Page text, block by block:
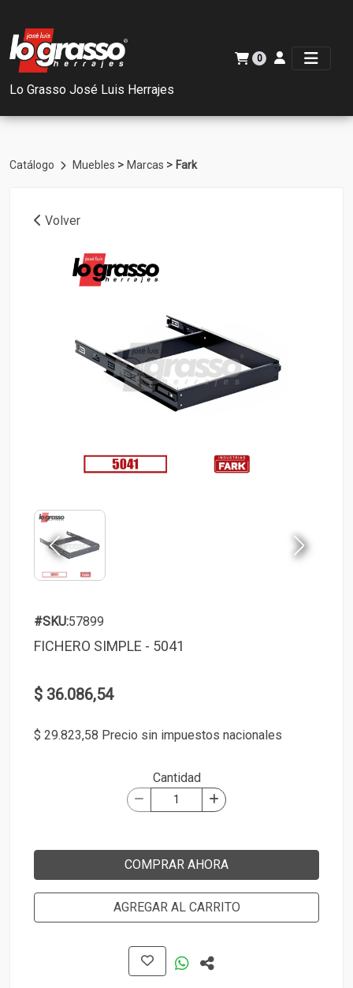
Lo Grasso José Luis Herrajes
0
Catálogo Muebles > Marcas > Fark
Volver
#SKU:57899
FICHERO SIMPLE - 5041
$ 36.086,54
$ 29.823,58 Precio sin impuestos nacionales
Cantidad
COMPRAR AHORA
AGREGAR AL CARRITO